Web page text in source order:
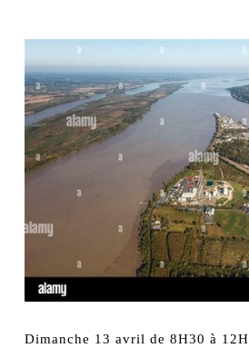
Dimanche 13 avril de 8H30 à